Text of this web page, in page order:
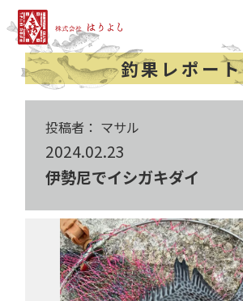
釣果レポート
投稿者： マサル
2024.02.23
伊勢尼でイシガキダイ